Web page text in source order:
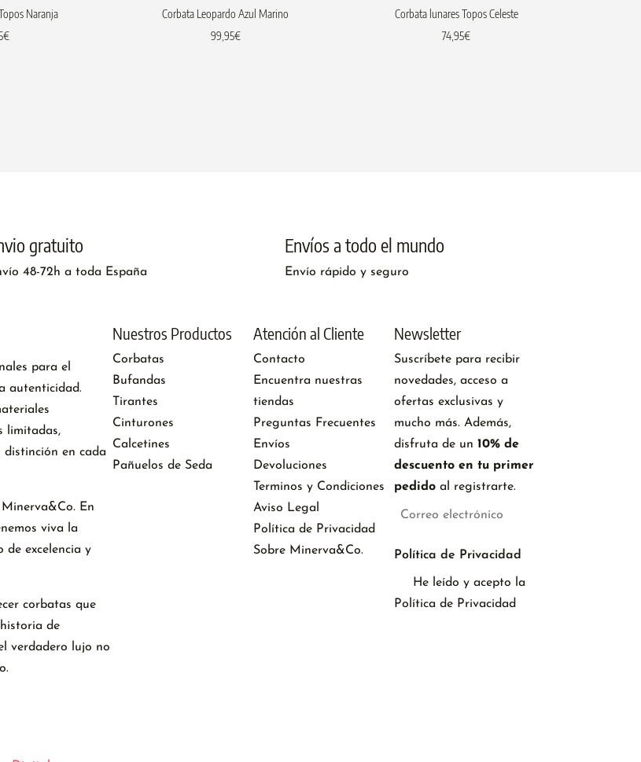
Naranja
€
Corbata Leopardo Azul Marino
99,95€
Corbata lunares Topos Celeste
74,95€
gratuito
48-72h a toda España
Envíos a todo el mundo
Envío rápido y seguro
para el
autenticidad.
limitadas,
distinción en cada
En
viva la
de excelencia y
corbatas que
de
verdadero lujo no
Nuestros Productos
Corbatas
Bufandas
Tirantes
Cinturones
Calcetines
Pañuelos de Seda
Atención al Cliente
Contacto
Encuentra nuestras
tiendas
Preguntas Frecuentes
Envíos
Devoluciones
Terminos y Condiciones
Aviso Legal
Política de Privacidad
Sobre Minerva&Co.
Newsletter
Suscríbete para recibir
novedades, acceso a
ofertas exclusivas y
mucho más. Además,
disfruta de un10% de
descuento en tu primer
pedido al registrarte.
Política de Privacidad
He leído y acepto la
Política de Privacidad